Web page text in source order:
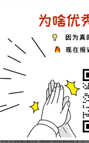
4月
南京市府西街小学
来源： 2010-07-12
民居“甘熙故居”旁，是一所有
校”，有中学和小学两个分部。
年又更名为“南京市府西街小学